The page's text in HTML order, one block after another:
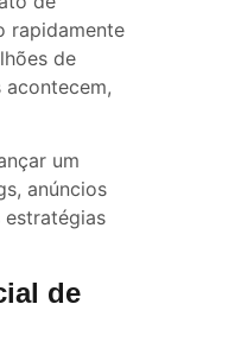
rapidamente
de
acontecem,
um
anúncios
de